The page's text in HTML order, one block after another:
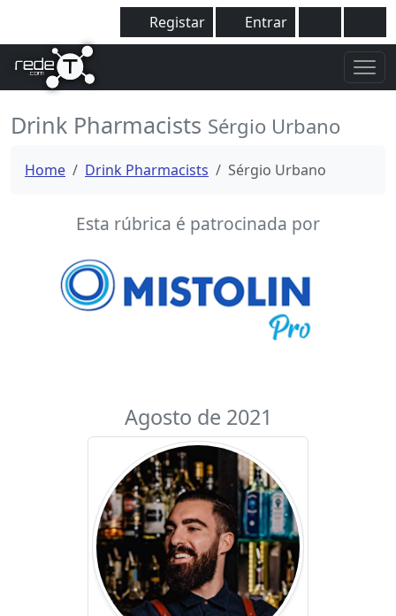
Registar Entrar
Drink Pharmacists Sérgio Urbano
Home Drink Pharmacists Sérgio Urbano
Esta rúbrica é patrocinada por
Agosto de 2021